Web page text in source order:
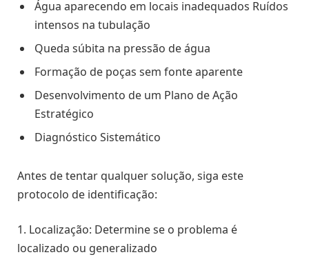
Água aparecendo em locais inadequados Ruídos
intensos na tubulação
Queda súbita na pressão de água
Formação de poças sem fonte aparente
Desenvolvimento de um Plano de Ação
Estratégico
Diagnóstico Sistemático
Antes de tentar qualquer solução, siga este
protocolo de identificação:
1. Localização: Determine se o problema é
localizado ou generalizado